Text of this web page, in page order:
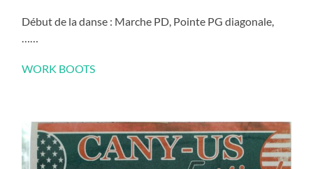
Début de la danse : Marche PD, Pointe PG diagonale,
……
WORK BOOTS